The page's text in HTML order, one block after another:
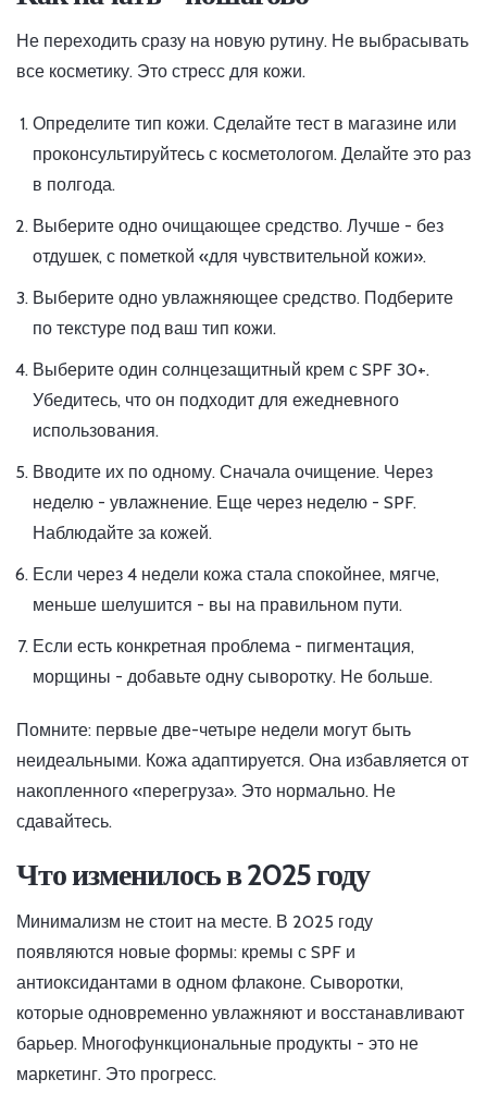
Не переходить сразу на новую рутину. Не выбрасывать
все косметику. Это стресс для кожи.
Определите тип кожи. Сделайте тест в магазине или
проконсультируйтесь с косметологом. Делайте это раз
в полгода.
Выберите одно очищающее средство. Лучше - без
отдушек, с пометкой «для чувствительной кожи».
Выберите одно увлажняющее средство. Подберите
по текстуре под ваш тип кожи.
Выберите один солнцезащитный крем с SPF 30+.
Убедитесь, что он подходит для ежедневного
использования.
Вводите их по одному. Сначала очищение. Через
неделю - увлажнение. Еще через неделю - SPF.
Наблюдайте за кожей.
Если через 4 недели кожа стала спокойнее, мягче,
меньше шелушится - вы на правильном пути.
Если есть конкретная проблема - пигментация,
морщины - добавьте одну сыворотку. Не больше.
Помните: первые две-четыре недели могут быть
неидеальными. Кожа адаптируется. Она избавляется от
накопленного «перегруза». Это нормально. Не
сдавайтесь.
Что изменилось в 2025 году
Минимализм не стоит на месте. В 2025 году
появляются новые формы: кремы с SPF и
антиоксидантами в одном флаконе. Сыворотки,
которые одновременно увлажняют и восстанавливают
барьер. Многофункциональные продукты - это не
маркетинг. Это прогресс.